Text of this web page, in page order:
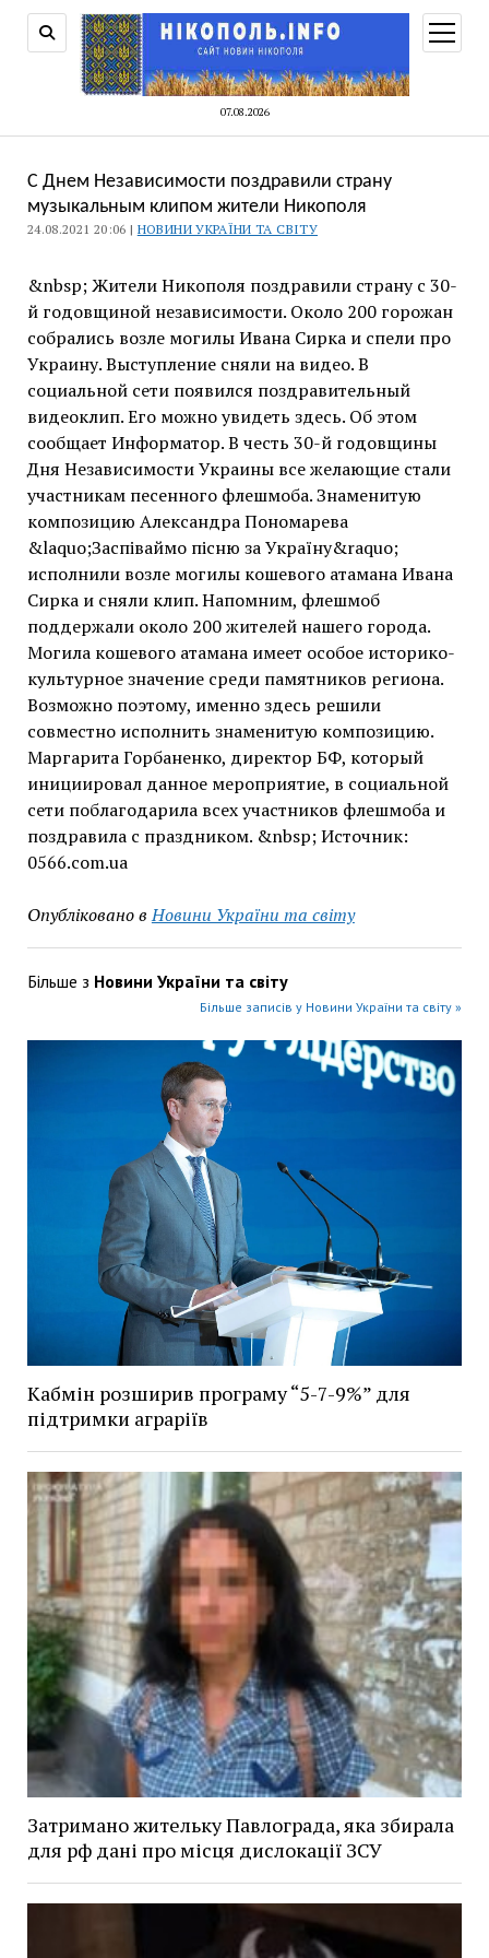
07.08.2026
меню
С Днем Независимости поздравили страну
музыкальным клипом жители Никополя
24.08.2021 20:06 | НОВИНИ УКРАЇНИ ТА СВІТУ
&nbsp; Жители Никополя поздравили страну с 30-
й годовщиной независимости. Около 200 горожан
собрались возле могилы Ивана Сирка и спели про
Украину. Выступление сняли на видео. В
социальной сети появился поздравительный
видеоклип. Его можно увидеть здесь. Об этом
сообщает Информатор. В честь 30-й годовщины
Дня Независимости Украины все желающие стали
участникам песенного флешмоба. Знаменитую
композицию Александра Пономарева
&laquo;Заспіваймо пісню за Україну&raquo;
исполнили возле могилы кошевого атамана Ивана
Сирка и сняли клип. Напомним, флешмоб
поддержали около 200 жителей нашего города.
Могила кошевого атамана имеет особое историко-
культурное значение среди памятников региона.
Возможно поэтому, именно здесь решили
совместно исполнить знаменитую композицию.
Маргарита Горбаненко, директор БФ, который
инициировал данное мероприятие, в социальной
сети поблагодарила всех участников флешмоба и
поздравила с праздником. &nbsp; Источник:
0566.com.ua
Опубліковано в Новини України та світу
Більше з Новини України та світу
Більше записів у Новини України та світу »
Кабмін розширив програму “5-7-9%” для
підтримки аграріїв
Затримано жительку Павлограда, яка збирала
для рф дані про місця дислокації ЗСУ